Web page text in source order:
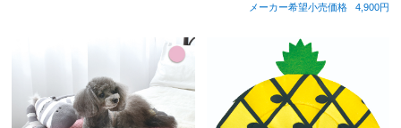
メーカー希望小売価格
4,900円